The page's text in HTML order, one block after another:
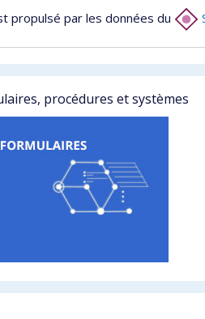
propulsé par les données du
procédures et systèmes